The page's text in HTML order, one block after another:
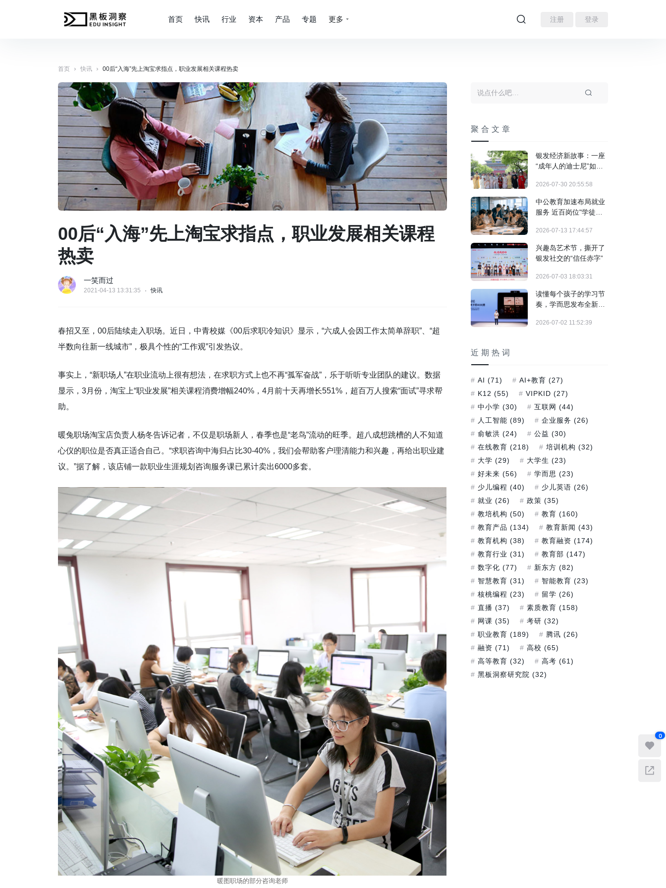
注册 登录
首页 快讯 行业 资本 产品 专题 更多
首页 › 快讯 › 00后“入海”先上淘宝求指点，职业发展相关课程热卖
00后“入海”先上淘宝求指点，职业发展相关课程
热卖
一笑而过
2021-04-13 13:31:35 快讯
春招又至，00后陆续走入职场。近日，中青校媒《00后求职冷知识》显示，“六成人会因工作太简单辞职”、“超
半数向往新一线城市”，极具个性的“工作观”引发热议。
事实上，“新职场人”在职业流动上很有想法，在求职方式上也不再“孤军奋战”，乐于听听专业团队的建议。数据
显示，3月份，淘宝上“职业发展”相关课程消费增幅240%，4月前十天再增长551%，超百万人搜索“面试”寻求帮
助。
暖兔职场淘宝店负责人杨冬告诉记者，不仅是职场新人，春季也是“老鸟”流动的旺季。超八成想跳槽的人不知道
心仪的职位是否真正适合自己。“求职咨询中海归占比30-40%，我们会帮助客户理清能力和兴趣，再给出职业建
议。”据了解，该店铺一款职业生涯规划咨询服务课已累计卖出6000多套。
暖图职场的部分咨询老师
聚合文章
银发经济新故事：一座
“成年人的迪士尼”如何
2026-07-30 20:55:58
中公教育加速布局就业
服务 近百岗位"学徒
2026-07-13 17:44:57
兴趣岛艺术节，撕开了
银发社交的“信任赤字”
2026-07-03 18:03:31
读懂每个孩子的学习节
奏，学而思发布全新培
T6系列
2026-07-02 11:52:39
近期热词
AI (71) AI+教育 (27)
K12 (55) VIPKID (27)
中小学 (30) 互联网 (44)
人工智能 (89) 企业服务 (26)
俞敏洪 (24) 公益 (30)
在线教育 (218) 培训机构 (32)
大学 (29) 大学生 (23)
好未来 (56) 学而思 (23)
少儿编程 (40) 少儿英语 (26)
就业 (26) 政策 (35)
教培机构 (50) 教育 (160)
教育产品 (134) 教育新闻 (43)
教育机构 (38) 教育融资 (174)
教育行业 (31) 教育部 (147)
数字化 (77) 新东方 (82)
智慧教育 (31) 智能教育 (23)
核桃编程 (23) 留学 (26)
直播 (37) 素质教育 (158)
网课 (35) 考研 (32)
职业教育 (189) 腾讯 (26)
融资 (71) 高校 (65)
高等教育 (32) 高考 (61)
黑板洞察研究院 (32)
0